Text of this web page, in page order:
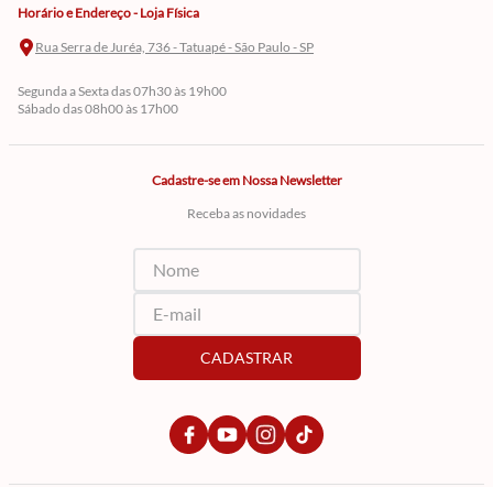
Horário e Endereço - Loja Física
Rua Serra de Juréa, 736 - Tatuapé - São Paulo - SP
Segunda a Sexta das 07h30 às 19h00
Sábado das 08h00 às 17h00
Cadastre-se em Nossa Newsletter
Receba as novidades
CADASTRAR